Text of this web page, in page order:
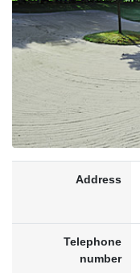
Address
Telephone
number